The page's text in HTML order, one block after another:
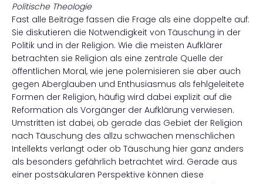
Politische Theologie
Fast alle Beiträge fassen die Frage als eine doppelte auf:
Sie diskutieren die Notwendigkeit von Täuschung in der
Politik und in der Religion. Wie die meisten Aufklärer
betrachten sie Religion als eine zentrale Quelle der
öffentlichen Moral, wie jene polemisieren sie aber auch
gegen Aberglauben und Enthusiasmus als fehlgeleitete
Formen der Religion, häufig wird dabei explizit auf die
Reformation als Vorgänger der Aufklärung verwiesen.
Umstritten ist dabei, ob gerade das Gebiet der Religion
nach Täuschung des allzu schwachen menschlichen
Intellekts verlangt oder ob Täuschung hier ganz anders
als besonders gefährlich betrachtet wird. Gerade aus
einer postsäkularen Perspektive können diese